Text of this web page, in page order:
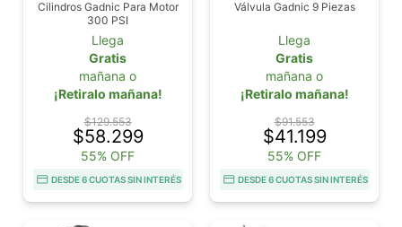
Cilindros Gadnic Para Motor
300 PSI
Llega
Gratis
mañana o
¡Retiralo mañana!
$129.553
$58.299
55% OFF
DESDE 6 CUOTAS SIN INTERÉS
Válvula Gadnic 9 Piezas
Llega
Gratis
mañana o
¡Retiralo mañana!
$91.553
$41.199
55% OFF
DESDE 6 CUOTAS SIN INTERÉS